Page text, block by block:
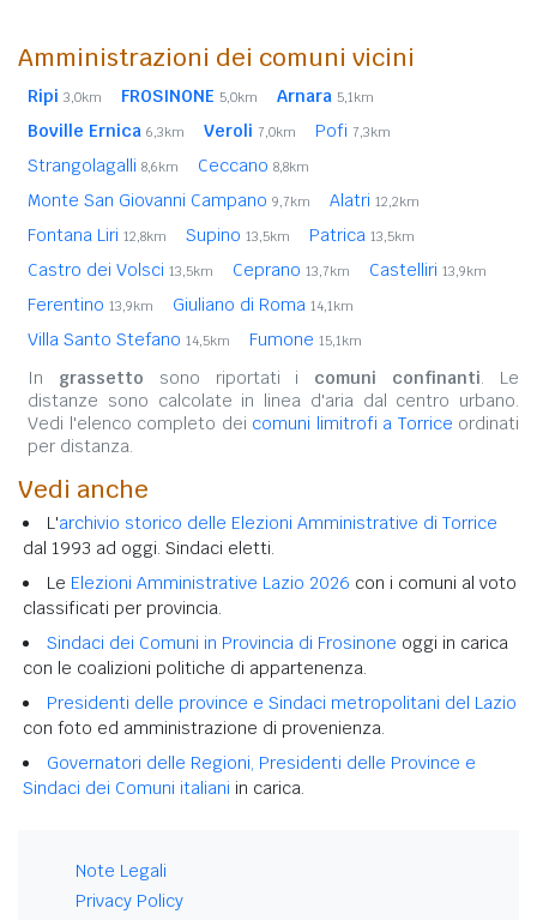
Amministrazioni dei comuni vicini
Ripi 3,0km FROSINONE 5,0km Arnara 5,1km
Boville Ernica 6,3km Veroli 7,0km Pofi 7,3km
Strangolagalli 8,6km Ceccano 8,8km
Monte San Giovanni Campano 9,7km Alatri 12,2km
Fontana Liri 12,8km Supino 13,5km Patrica 13,5km
Castro dei Volsci 13,5km Ceprano 13,7km Castelliri 13,9km
Ferentino 13,9km Giuliano di Roma 14,1km
Villa Santo Stefano 14,5km Fumone 15,1km
In grassetto sono riportati i comuni confinanti. Le
distanze sono calcolate in linea d'aria dal centro urbano.
Vedi l'elenco completo dei comuni limitrofi a Torrice ordinati
per distanza.
Vedi anche
L'archivio storico delle Elezioni Amministrative di Torrice
dal 1993 ad oggi. Sindaci eletti.
Le Elezioni Amministrative Lazio 2026 con i comuni al voto
classificati per provincia.
Sindaci dei Comuni in Provincia di Frosinone oggi in carica
con le coalizioni politiche di appartenenza.
Presidenti delle province e Sindaci metropolitani del Lazio
con foto ed amministrazione di provenienza.
Governatori delle Regioni, Presidenti delle Province e
Sindaci dei Comuni italiani in carica.
Note Legali
Privacy Policy